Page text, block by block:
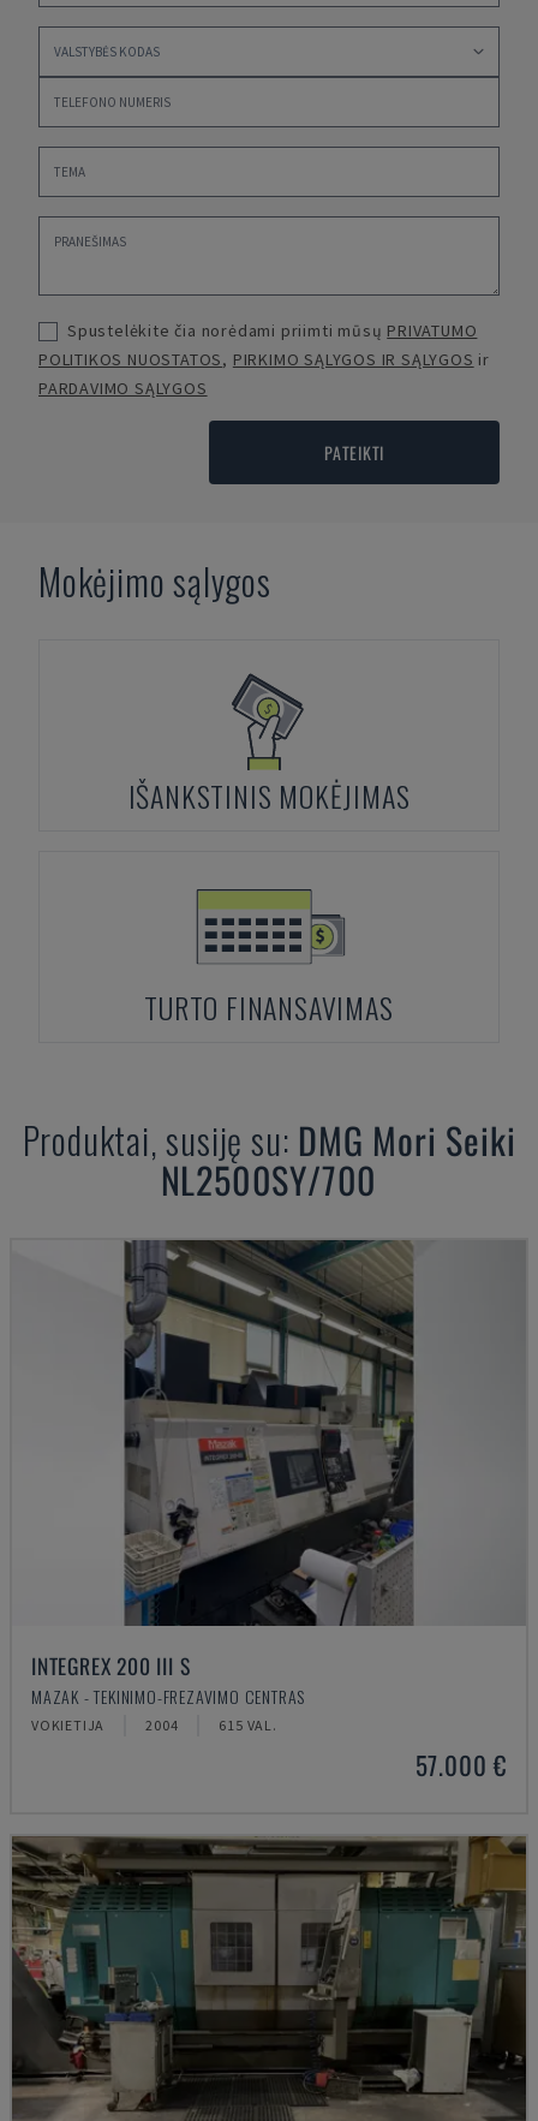
Spustelėkite čia norėdami priimti mūsų PRIVATUMO
POLITIKOS NUOSTATOS, PIRKIMO SĄLYGOS IR SĄLYGOS ir
PARDAVIMO SĄLYGOS
PATEIKTI
Mokėjimo sąlygos
IŠANKSTINIS MOKĖJIMAS
TURTO FINANSAVIMAS
Produktai, susiję su: DMG Mori Seiki
NL2500SY/700
INTEGREX 200 III S
MAZAK - TEKINIMO-FREZAVIMO CENTRAS
VOKIETIJA 2004 615 VAL.
57.000 €